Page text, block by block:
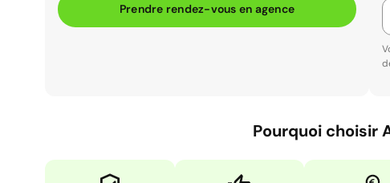
Prendre rendez-vous en agence
Pourquoi choisir